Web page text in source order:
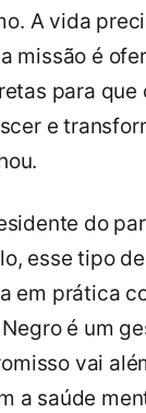
A vida
missão é
para que
e
do
esse tipo
em prática
é um
vai
a saúde